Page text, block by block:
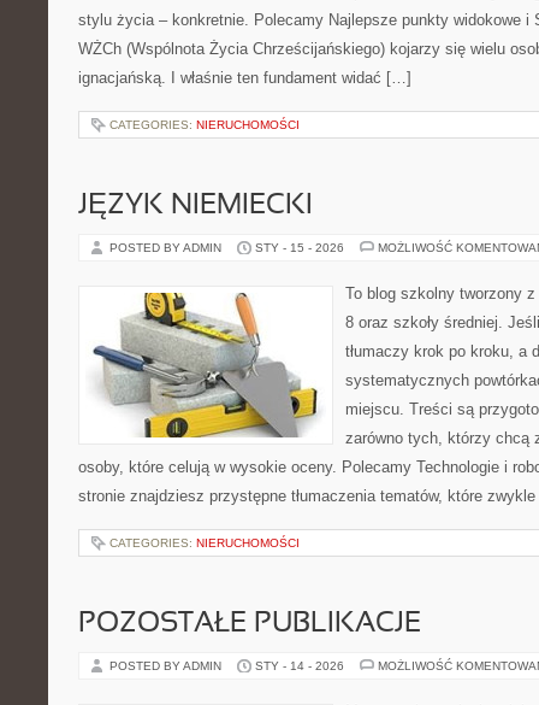
stylu życia – konkretnie. Polecamy Najlepsze punkty widokowe i
WŻCh (Wspólnota Życia Chrześcijańskiego) kojarzy się wielu
ignacjańską. I właśnie ten fundament widać […]
CATEGORIES: NIERUCHOMOŚCI
JĘZYK NIEMIECKI
POSTED BY ADMIN STY - 15 - 2026 MOŻLIWOŚĆ
To blog szkolny tworzony
8 oraz szkoły średniej.
tłumaczy krok po kroku, a
systematycznych
miejscu. Treści są
zarówno tych, którzy chcą
osoby, które celują w wysokie oceny. Polecamy Technologie i
stronie znajdziesz przystępne tłumaczenia tematów, które
CATEGORIES: NIERUCHOMOŚCI
POZOSTAŁE PUBLIKACJE
POSTED BY ADMIN STY - 14 - 2026 MOŻLIWOŚĆ